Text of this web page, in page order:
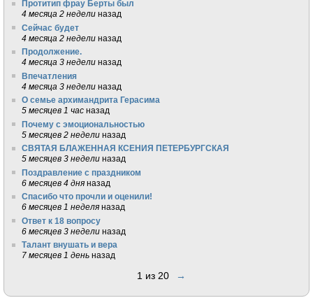
Протитип фрау Берты был
4 месяца 2 недели назад
Сейчас будет
4 месяца 2 недели назад
Продолжение.
4 месяца 3 недели назад
Впечатления
4 месяца 3 недели назад
О семье архимандрита Герасима
5 месяцев 1 час назад
Почему с эмоциональностью
5 месяцев 2 недели назад
СВЯТАЯ БЛАЖЕННАЯ КСЕНИЯ ПЕТЕРБУРГСКАЯ
5 месяцев 3 недели назад
Поздравление с праздником
6 месяцев 4 дня назад
Спасибо что прочли и оценили!
6 месяцев 1 неделя назад
Ответ к 18 вопросу
6 месяцев 3 недели назад
Талант внушать и вера
7 месяцев 1 день назад
1 из 20 →